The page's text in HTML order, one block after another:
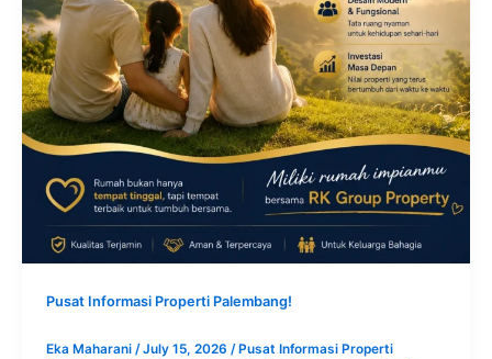
Pusat Informasi Properti Palembang!
Eka Maharani /July 15, 2026 / Pusat Informasi Properti